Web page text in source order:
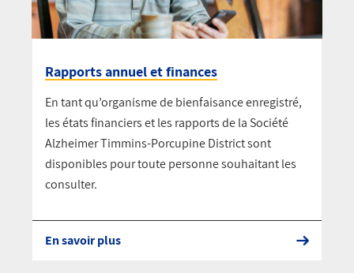
Rapports annuel et finances
En tant qu’organisme de bienfaisance enregistré,
les états financiers et les rapports de la Société
Alzheimer Timmins-Porcupine District sont
disponibles pour toute personne souhaitant les
consulter.
En savoir plus